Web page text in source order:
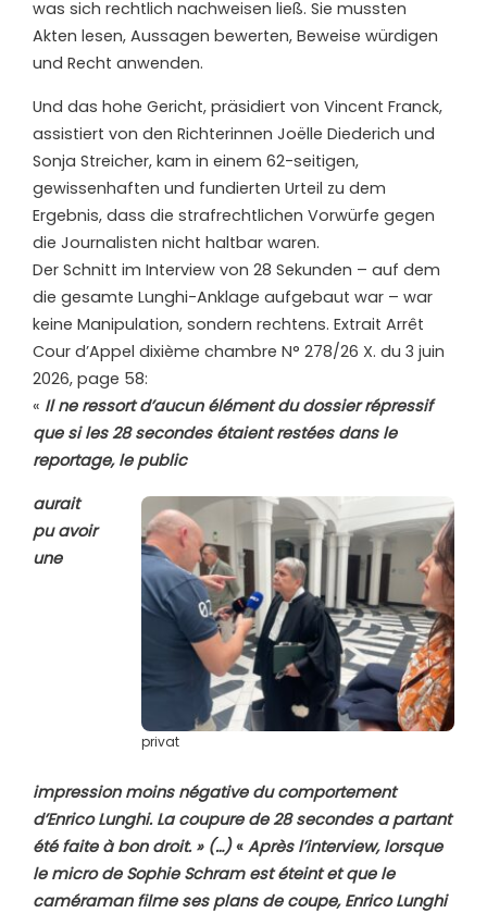
was sich rechtlich nachweisen ließ. Sie mussten
Akten lesen, Aussagen bewerten, Beweise würdigen
und Recht anwenden.
Und das hohe Gericht, präsidiert von Vincent Franck,
assistiert von den Richterinnen Joëlle Diederich und
Sonja Streicher, kam in einem 62-seitigen,
gewissenhaften und fundierten Urteil zu dem
Ergebnis, dass die strafrechtlichen Vorwürfe gegen
die Journalisten nicht haltbar waren.
Der Schnitt im Interview von 28 Sekunden – auf dem
die gesamte Lunghi-Anklage aufgebaut war – war
keine Manipulation, sondern rechtens. Extrait Arrêt
Cour d’Appel dixième chambre N° 278/26 X. du 3 juin
2026, page 58:
« Il ne ressort d’aucun élément du dossier répressif
que si les 28 secondes étaient restées dans le
reportage, le public
privat
aurait
pu avoir
une
impression moins négative du comportement
d’Enrico Lunghi. La coupure de 28 secondes a partant
été faite à bon droit. » (…)« Après l’interview, lorsque
le micro de Sophie Schram est éteint et que le
caméraman filme ses plans de coupe, Enrico Lunghi